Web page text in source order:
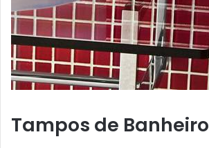
Tampos de Banheiro